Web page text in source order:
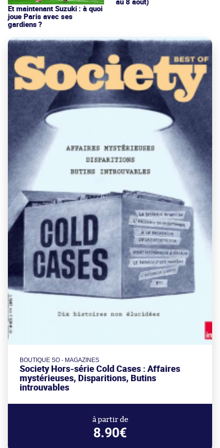
Et maintenant Suzuki : à quoi
joue Paris avec ses
gardiens ?
BOUTIQUE SO - MAGAZINES
Society Hors-série Cold Cases : Affaires
mystérieuses, Disparitions, Butins
introuvables
à partir de
8.90€